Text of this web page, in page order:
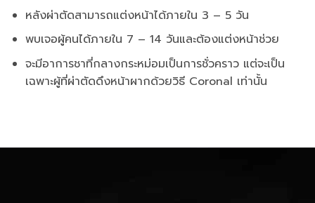
หลังผ่าตัดสามารถแต่งหน้าได้ภายใน 3 – 5 วัน
พบเจอผู้คนได้ภายใน 7 – 14 วันและต้องแต่งหน้าช่วย
จะมีอาการชาที่กลางกระหม่อมเป็นการชั่วคราว แต่จะเป็น
เฉพาะผู้ที่ผ่าตัดดึงหน้าผากด้วยวิธี Coronal เท่านั้น